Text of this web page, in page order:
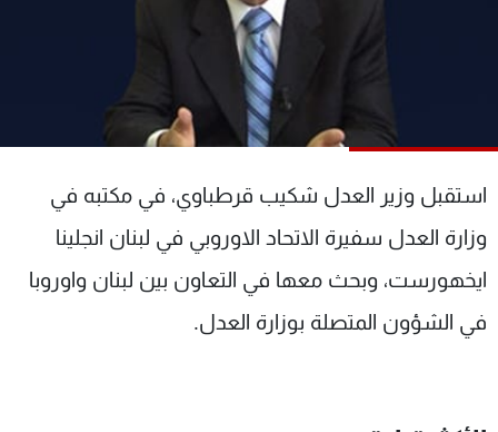
استقبل وزير العدل شكيب قرطباوي، في مكتبه في
وزارة العدل سفيرة الاتحاد الاوروبي في لبنان انجلينا
ايخهورست، وبحث معها في التعاون بين لبنان واوروبا
في الشؤون المتصلة بوزارة العدل.
جدول البرامج
الترددات
الإنـتـاج
لاعلاناتكم
تواصل معنا
شروط الإسـتخدام
سياسة الخصوصية